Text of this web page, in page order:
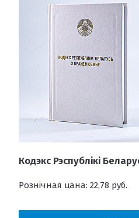
Кодэкс Рэспублікі
Рознічная цана: 22,78 руб.